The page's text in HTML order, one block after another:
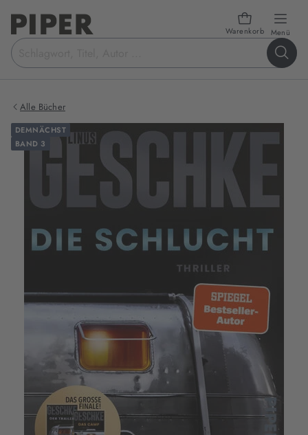
Warenkorb Menü
Suchbegriff
eingeben
Alle Bücher
DEMNÄCHST
BAND 3